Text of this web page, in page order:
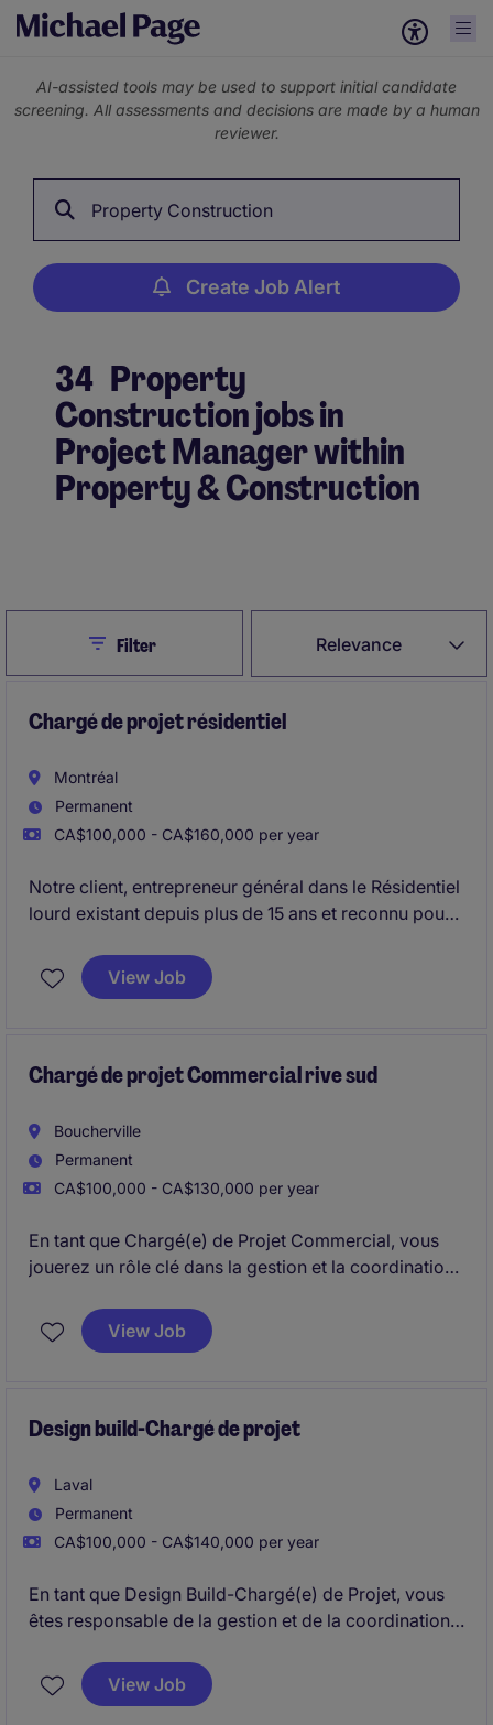
AI-assisted tools may be used to support initial candidate
screening. All assessments and decisions are made by a human
reviewer.
Property Construction
Create Job Alert
34 Property
Construction jobs in
Project Manager within
Property & Construction
Relevance
CloseFilter
Chargé de projet résidentiel
Montréal
Permanent
CA$100,000 - CA$160,000 per year
Notre client, entrepreneur général dans le Résidentiel
lourd existant depuis plus de 15 ans et reconnu pour
projets de construction pour des tours de plus de 10
étages sur Montréal et Laval .
technique et une équipe talentueuse d'environ 100
View Job
Chargé de projet Commercial rive sud
Boucherville
Permanent
CA$100,000 - CA$130,000 per year
En tant que Chargé(e) de Projet Commercial, vous
jouerez un rôle clé dans la gestion et la coordination
sur la Rive-Sud, en veillant à leur bon déroulement et
à leur succès.
View Job
Design build-Chargé de projet
Laval
Permanent
CA$100,000 - CA$140,000 per year
En tant que Design Build-Chargé(e) de Projet, vous
êtes responsable de la gestion et de la coordination
et commercialView Job